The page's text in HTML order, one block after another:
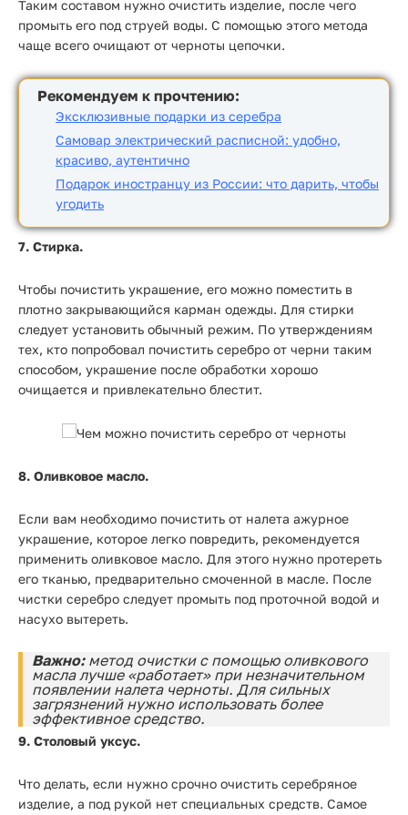
Таким составом нужно очистить изделие, после чего
промыть его под струей воды. С помощью этого метода
чаще всего очищают от черноты цепочки.
Рекомендуем к прочтению:
Эксклюзивные подарки из серебра
Самовар электрический расписной: удобно,
красиво, аутентично
Подарок иностранцу из России: что дарить, чтобы
угодить
7. Стирка.
Чтобы почистить украшение, его можно поместить в
плотно закрывающийся карман одежды. Для стирки
следует установить обычный режим. По утверждениям
тех, кто попробовал почистить серебро от черни таким
способом, украшение после обработки хорошо
очищается и привлекательно блестит.
8. Оливковое масло.
Если вам необходимо почистить от налета ажурное
украшение, которое легко повредить, рекомендуется
применить оливковое масло. Для этого нужно протереть
его тканью, предварительно смоченной в масле. После
чистки серебро следует промыть под проточной водой и
насухо вытереть.
Важно:метод очистки с помощью оливкового
масла лучше «работает» при незначительном
появлении налета черноты. Для сильных
загрязнений нужно использовать более
эффективное средство.
9. Столовый уксус.
Что делать, если нужно срочно очистить серебряное
изделие, а под рукой нет специальных средств. Самое